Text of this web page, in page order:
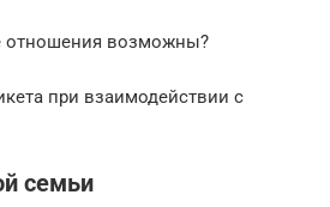
отношения возможны?
при взаимодействии с
семьи